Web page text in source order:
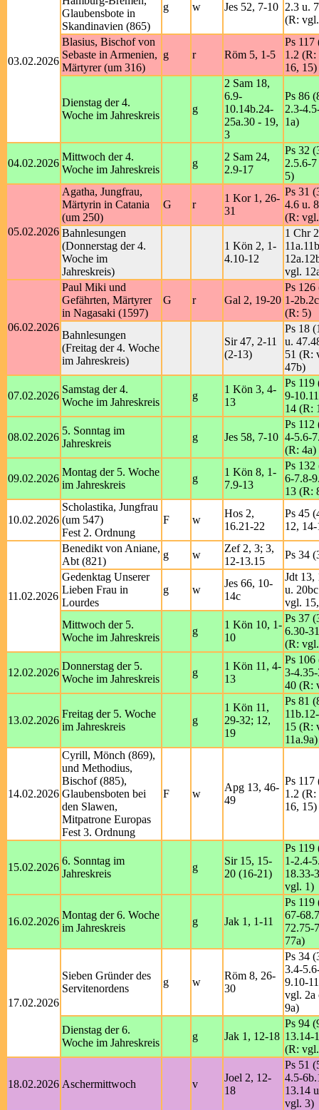
03.02.2026
Glaubensbote in
Skandinavien (865)
g w Jes 52, 7-10 2.3 u.
(R:
Blasius, Bischof von
Sebaste in Armenien,
Märtyrer (um 316)
g r Röm 5, 1-5
Ps 117
1.2
16, 15)
Dienstag der 4.
Woche im Jahreskreis
g
2 Sam 18,
6.9-
10.14b.24-
25a.30 - 19,
3
Ps 86
2.3-
1a)
04.02.2026
Mittwoch der 4.
Woche im Jahreskreis
g
2 Sam 24,
2.9-17
Ps 32
2.5.6-
5)
05.02.2026
Agatha, Jungfrau,
Märtyrin in Catania
(um 250)
G r
1 Kor 1, 26-
31
Ps 31
4.6 u.
(R:
Bahnlesungen
(Donnerstag der 4.
Woche im
Jahreskreis)
1 Kön 2, 1-
4.10-12
1 Chr
vgl.
06.02.2026
Paul Miki und
Gefährten, Märtyrer
in Nagasaki (1597)
G r Gal 2, 19-20
Ps 126
1-
(R: 5)
Bahnlesungen
(Freitag der 4. Woche
im Jahreskreis)
Sir 47, 2-11
(2-13)
Ps 18
u.
51 (R:
47b)
07.02.2026
Samstag der 4.
Woche im Jahreskreis
g
1 Kön 3, 4-
13
Ps 119
9-
14 (R:
08.02.2026
5. Sonntag im
Jahreskreis
g Jes 58, 7-10
Ps 112
4-5.6-
(R: 4a)
09.02.2026
Montag der 5. Woche
im Jahreskreis
g
1 Kön 8, 1-
7.9-13
Ps 132
6-7.8-
13 (R:
10.02.2026
Scholastika, Jungfrau
(um 547)
Fest 2. Ordnung
F w
Hos 2,
16.21-22
Ps 45
12,
11.02.2026
Benedikt von Aniane,
Abt (821)
g w
Zef 2, 3; 3,
12-13.15
Ps 34
Gedenktag Unserer
Lieben Frau in
Lourdes
g w
Jes 66, 10-
14c
Jdt 13,
u.
vgl.
Mittwoch der 5.
Woche im Jahreskreis
g
1 Kön 10, 1-
10
Ps 37
6.30-
(R:
12.02.2026
Donnerstag der 5.
Woche im Jahreskreis
g
1 Kön 11, 4-
13
Ps 106
3-
40 (R:
13.02.2026
Freitag der 5. Woche
im Jahreskreis
g
1 Kön 11,
29-32; 12,
19
Ps 81
15 (R:
11a.9a)
14.02.2026
Cyrill, Mönch (869),
und Methodius,
Bischof (885),
Glaubensboten bei
den Slawen,
Mitpatrone Europas
Fest 3. Ordnung
F w
Apg 13, 46-
49
Ps 117
1.2
16, 15)
15.02.2026
6. Sonntag im
Jahreskreis
g
Sir 15, 15-
20 (16-21)
Ps 119
1-2.4-
18.33-
vgl. 1)
16.02.2026
Montag der 6. Woche
im Jahreskreis
g Jak 1, 1-11
Ps 119
67-
72.75-
77a)
17.02.2026
Sieben Gründer des
Servitenordens
g w
Röm 8, 26-
30
Ps 34
3.4-
9.10-
vgl. 2a
9a)
Dienstag der 6.
Woche im Jahreskreis
g Jak 1, 12-18
Ps 94
13.14-
(R:
18.02.2026 Aschermittwoch v
Joel 2, 12-
18
Ps 51
4.5-
13.14
vgl. 3)